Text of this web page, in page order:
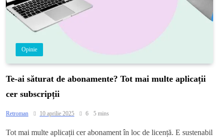
Opinie
Te-ai săturat de abonamente? Tot mai multe aplicații
cer subscripții
Retroman 10 aprilie 2025 6 5 mins
Tot mai multe aplicații cer abonament în loc de licență. E sustenabil